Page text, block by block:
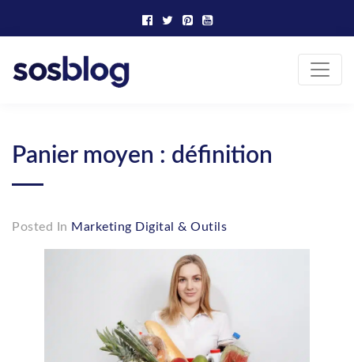
content
Panier moyen : définition
Posted In Marketing Digital & Outils